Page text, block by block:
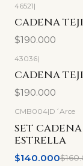
46521|
CADENA
$190.000
43036|
CADENA
$190.000
-13% OFF
CMB004|D´Arce
SET
ESTRELLA
$140.000